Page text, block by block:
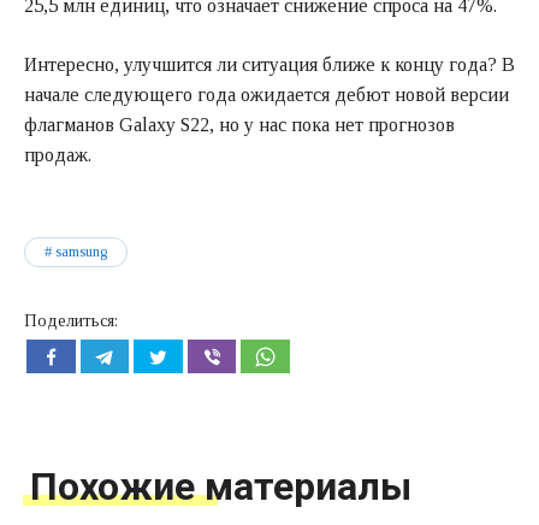
25,5 млн единиц, что означает снижение спроса на 47%.
Интересно, улучшится ли ситуация ближе к концу года? В
начале следующего года ожидается дебют новой версии
флагманов Galaxy S22, но у нас пока нет прогнозов
продаж.
samsung
Поделиться:
Похожие материалы